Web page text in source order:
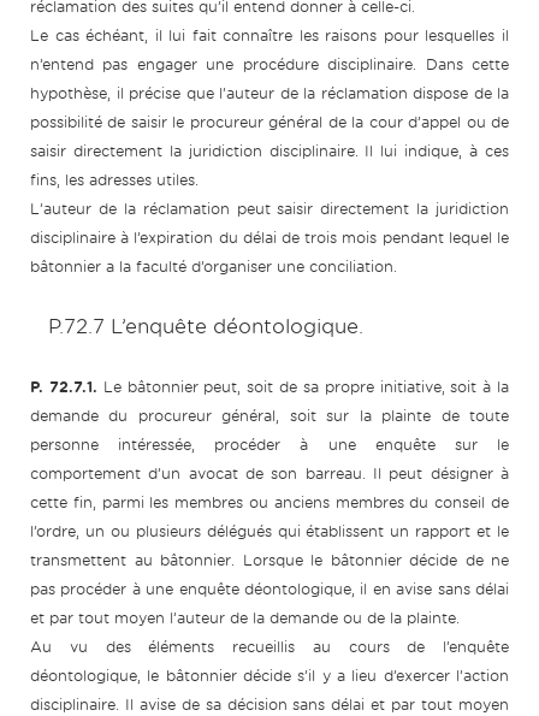
réclamation des suites qu’il entend donner à celle-ci.
Le cas échéant, il lui fait connaître les raisons pour lesquelles il
n’entend pas engager une procédure disciplinaire. Dans cette
hypothèse, il précise que l’auteur de la réclamation dispose de la
possibilité de saisir le procureur général de la cour d’appel ou de
saisir directement la juridiction disciplinaire. Il lui indique, à ces
fins, les adresses utiles.
L’auteur de la réclamation peut saisir directement la juridiction
disciplinaire à l’expiration du délai de trois mois pendant lequel le
bâtonnier a la faculté d’organiser une conciliation.
P.72.7 L’enquête déontologique.
P. 72.7.1. Le bâtonnier peut, soit de sa propre initiative, soit à la
demande du procureur général, soit sur la plainte de toute
personne intéressée, procéder à une enquête sur le
comportement d’un avocat de son barreau. Il peut désigner à
cette fin, parmi les membres ou anciens membres du conseil de
l’ordre, un ou plusieurs délégués qui établissent un rapport et le
transmettent au bâtonnier. Lorsque le bâtonnier décide de ne
pas procéder à une enquête déontologique, il en avise sans délai
et par tout moyen l’auteur de la demande ou de la plainte.
Au vu des éléments recueillis au cours de l’enquête
déontologique, le bâtonnier décide s’il y a lieu d’exercer l’action
disciplinaire. Il avise de sa décision sans délai et par tout moyen